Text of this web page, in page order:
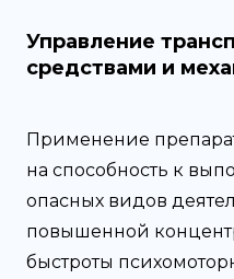
Управление
средствами и
Применение
на способность к
опасных видов
повышенной
быстроты